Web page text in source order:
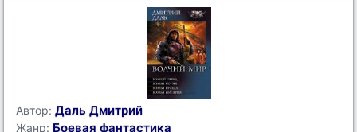
Автор: Даль Дмитрий
Жанр: Боевая фантастика